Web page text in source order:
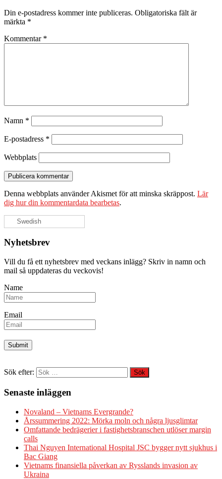
Din e-postadress kommer inte publiceras. Obligatoriska fält är
märkta *
Kommentar *
Namn *
E-postadress *
Webbplats
Denna webbplats använder Akismet för att minska skräppost. Lär
dig hur din kommentardata bearbetas.
Swedish
Nyhetsbrev
Vill du få ett nyhetsbrev med veckans inlägg? Skriv in namn och
mail så uppdateras du veckovis!
Name
Email
Sök efter:
Senaste inläggen
Novaland – Vietnams Evergrande?
Årssummering 2022: Mörka moln och några ljusglimtar
Omfattande bedrägerier i fastighetsbranschen utlöser margin
calls
Thai Nguyen International Hospital JSC bygger nytt sjukhus i
Bac Giang
Vietnams finansiella påverkan av Rysslands invasion av
Ukraina